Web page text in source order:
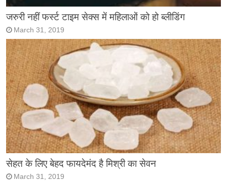
जरुरी नहीं फर्स्ट टाइम सेक्स में महिलाओं को हो ब्लीडिंग
March 31, 2019
सेहत के लिए बेहद फायदेमंद है मिश्री का सेवन
March 31, 2019